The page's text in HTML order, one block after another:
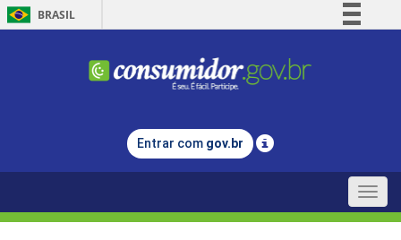
BRASIL
Comunica BR
Legislação
Entrar com gov.br
Toggle